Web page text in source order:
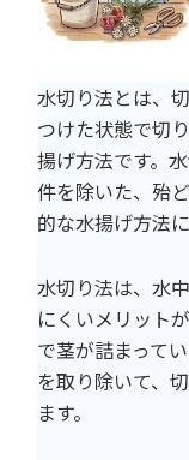
水切り法とは、
つけた状態で切
揚げ方法です。
件を除いた、殆
的な水揚げ方法に
水切り法は、水
にくいメリット
で茎が詰まって
を取り除いて、
ます。